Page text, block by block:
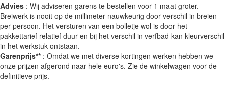
Advies : Wij adviseren garens te bestellen voor 1 maat groter.
Breiwerk is nooit op de millimeter nauwkeurig door verschil in breien
per persoon. Het versturen van een bolletje wol is door het
pakkettarief relatief duur en bij het verschil in verfbad kan kleurverschil
in het werkstuk ontstaan.
Garenprijs** : Omdat we met diverse kortingen werken hebben we
onze prijzen afgerond naar hele euro's. Zie de winkelwagen voor de
definitieve prijs.